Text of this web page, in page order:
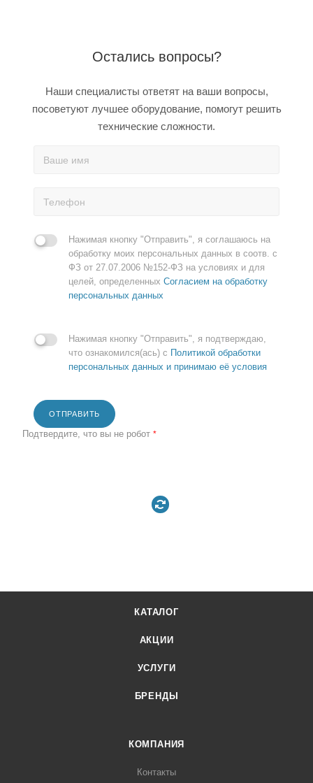
Остались вопросы?
Наши специалисты ответят на ваши вопросы,
посоветуют лучшее оборудование, помогут решить
технические сложности.
Нажимая кнопку "Отправить", я соглашаюсь на
обработку моих персональных данных в соотв. с
ФЗ от 27.07.2006 №152-ФЗ на условиях и для
целей, определенных Согласием на обработку
персональных данных
Нажимая кнопку "Отправить", я подтверждаю,
что ознакомился(ась) с Политикой обработки
персональных данных и принимаю её условия
ОТПРАВИТЬ
Подтвердите, что вы не робот *
КАТАЛОГ
АКЦИИ
УСЛУГИ
БРЕНДЫ
КОМПАНИЯ
Контакты